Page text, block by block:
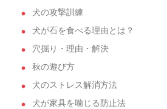
犬の攻撃訓練
犬が石を食べる理由とは？
穴掘り・理由・解決
秋の遊び方
犬のストレス解消方法
犬が家具を噛じる防止法